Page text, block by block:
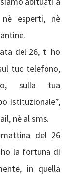
esperti, nè
del 26, ti ho
tuo telefono,
sulla tua
istituzionale”,
nè al sms.
del 26
ho la fortuna di
in quella